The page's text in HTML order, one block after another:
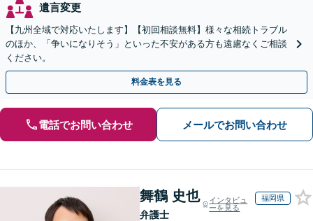
遺言変更
【九州全域で対応いたします】【初回相談無料】様々な相続トラブル
のほか、「争いになりそう」といった不安がある方も遠慮なくご相談
ください。
料金表を見る
電話でお問い合わせ メールでお問い合わせ
舞鶴 史也
弁護士
インタビュ
ーを見る
福岡県